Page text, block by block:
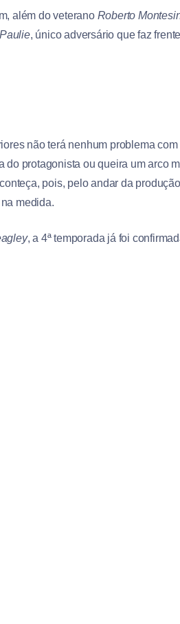
além do veterano Roberto
Paulie, único adversário que faz
não terá nenhum problema
protagonista ou queira um arco
pois, pelo andar da
medida.
, a 4ª temporada já foi